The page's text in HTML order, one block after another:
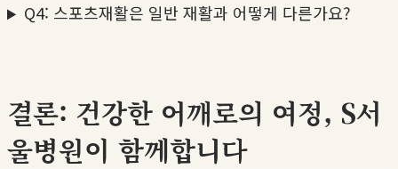
Q4: 스포츠재활은 일반 재활과 어떻게 다른가요?
결론: 건강한 어깨로의 여정, S서
울병원이 함께합니다